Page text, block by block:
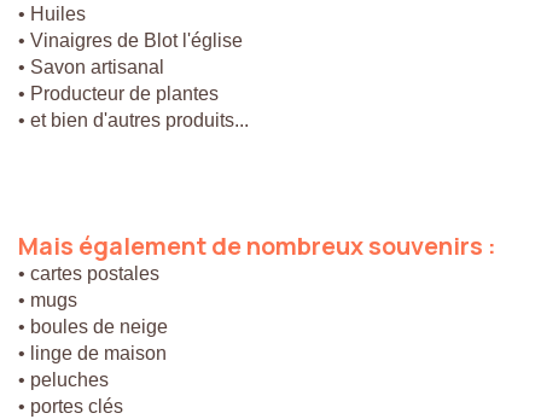
• Huiles
• Vinaigres de Blot l'église
• Savon artisanal
• Producteur de plantes
• et bien d'autres produits...
Mais égalementdenombreuxsouvenirs :
• cartes postales
• mugs
• boules de neige
• linge de maison
• peluches
• portes clés